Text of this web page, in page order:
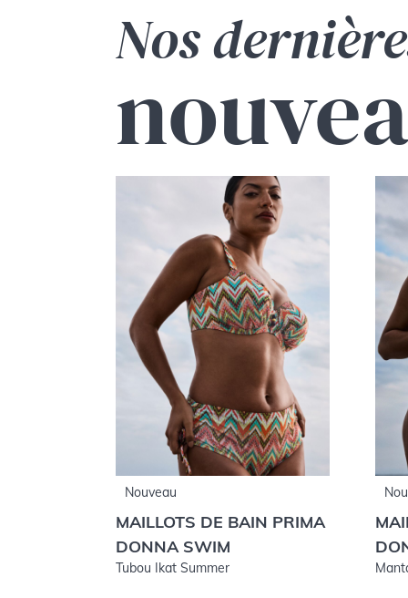
Nos
Nouveau
MAILLOTS DE BAIN PRIMA
DONNA SWIM
Tubou Ikat Summer